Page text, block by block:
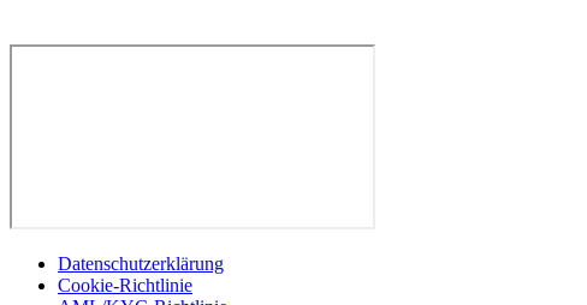
Datenschutzerklärung
Cookie-Richtlinie